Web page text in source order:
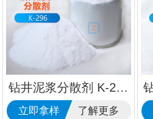
钻井泥浆分散剂 K-296
立即拿样 了解更多